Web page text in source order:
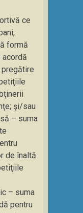
ce
formă
acordă
şi/sau
– suma
de înaltă
– suma
pentru